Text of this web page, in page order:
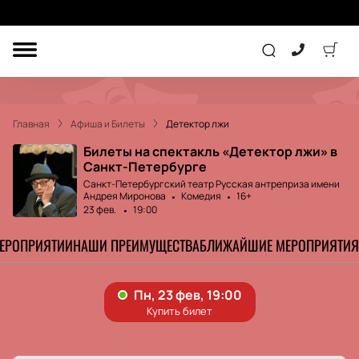
ДРУГОЕ
ПОДАРОЧНЫЕ
СЕРТИФИКАТЫ
Другое
Детский спектакль
Главная Афиша и Билеты Детектор лжи
Билеты на спектакль «Детектор лжи» в
Санкт-Петербурге
Санкт-Петербургский театр Русская антреприза имени
Андрея Миронова
Комедия
16+
23 фев.
19:00
НАШИ ПРЕИМУЩЕСТВАБЛИЖАЙШИЕ МЕРОПРИЯТИЯ